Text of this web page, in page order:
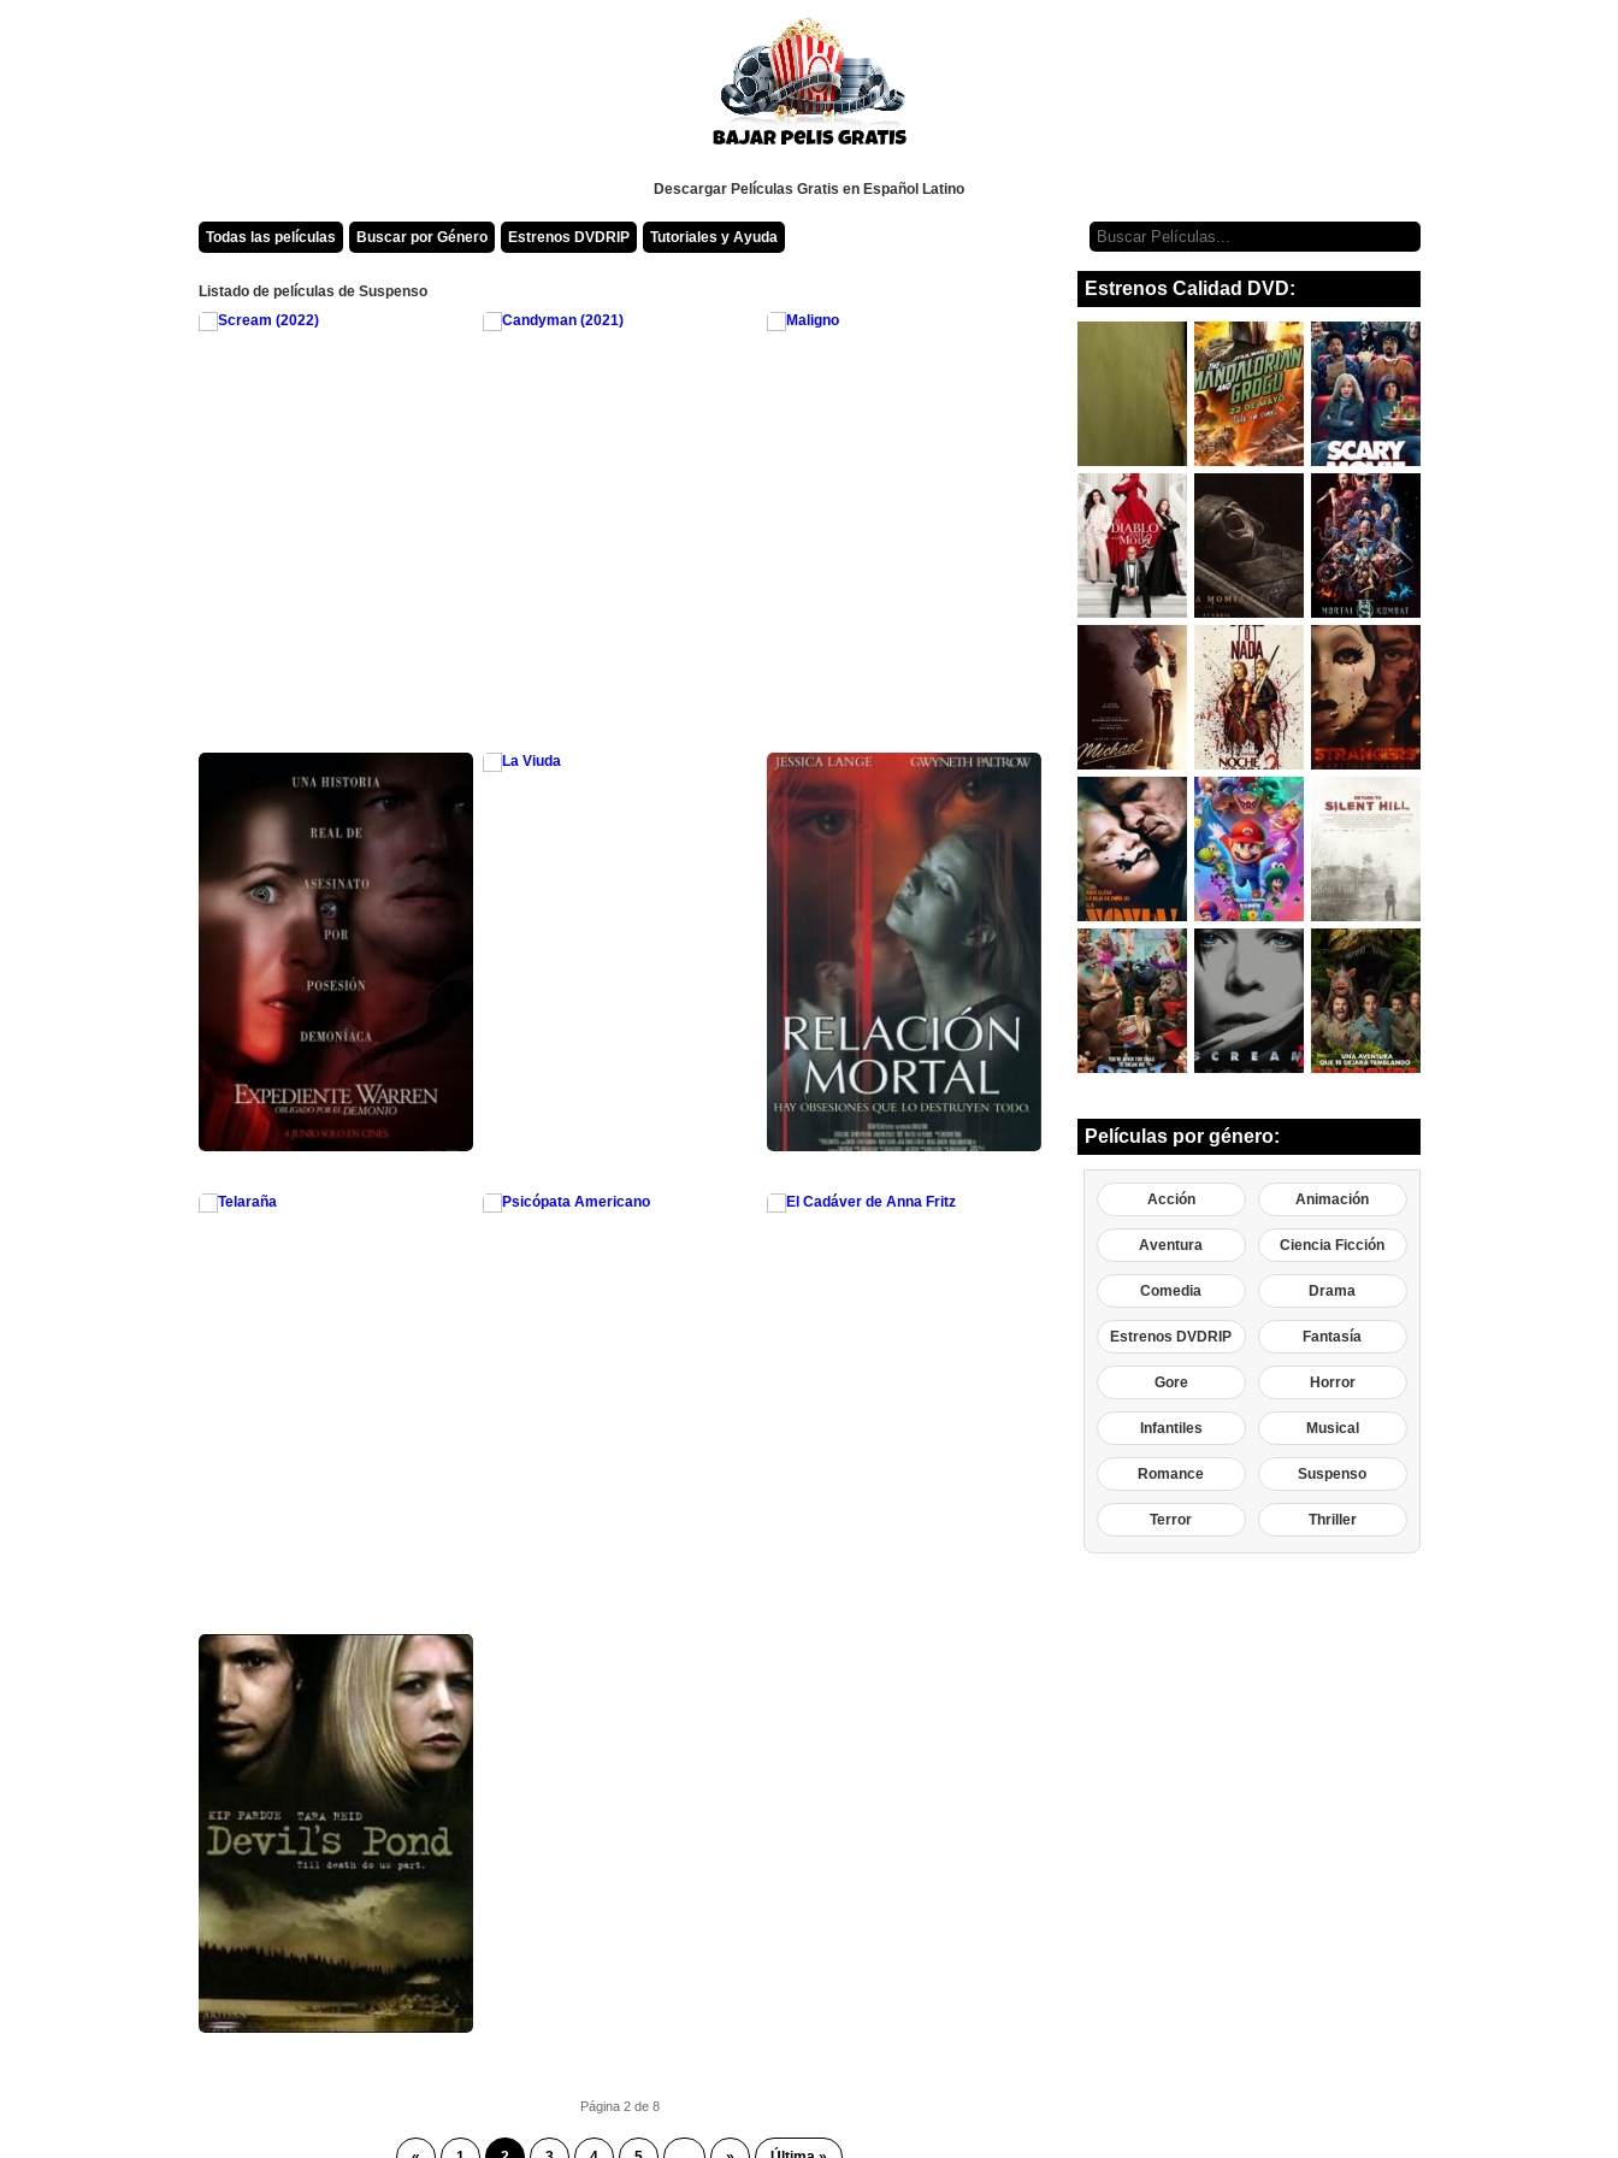
Descargar Películas Gratis en Español Latino
Todas las películas Buscar por Género Estrenos DVDRIP Tutoriales y Ayuda
Listado de películas de Suspenso
Página 2 de 8
Estrenos Calidad DVD:
Películas por género:
Acción Animación
Aventura Ciencia Ficción
Comedia Drama
Estrenos DVDRIP Fantasía
Gore Horror
Infantiles Musical
Romance Suspenso
Terror Thriller